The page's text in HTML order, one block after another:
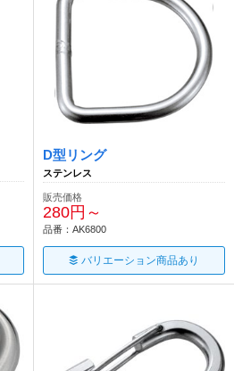
D型リング
ステンレス
販売価格
280円～
品番：AK6800
バリエーション商品あり